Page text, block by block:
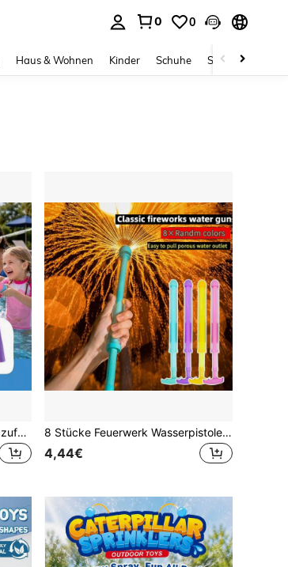
0 0
Haus & Wohnen Kinder Schuhe Schmuck &
Pool Strand Wasserspielzeug, zufällige Farbe, Kinder Schaumstoff Wasserspielzeug, Langstrecken Schaumstoff Wasserwerfer, Pool Wassersprühspielzeug, lustiges Schaumstoff Poolspielzeug, Sommer Strandparty Outdoor Aktivitäten 8 Stücke Feuerwerk Wasserpistolen Spielzeug für Kinder, große Kapazität Pump-Wasserpistole, geeignet für Strand, Hinterhof, Garten, Pool, Outdoor-Aktivitäten, Wasserspiele, tragbar, Partyspiele, Kinderspiel, Kindergeburtstag/Feiertagsgeschenk (zufällige Farbe)
4,44€